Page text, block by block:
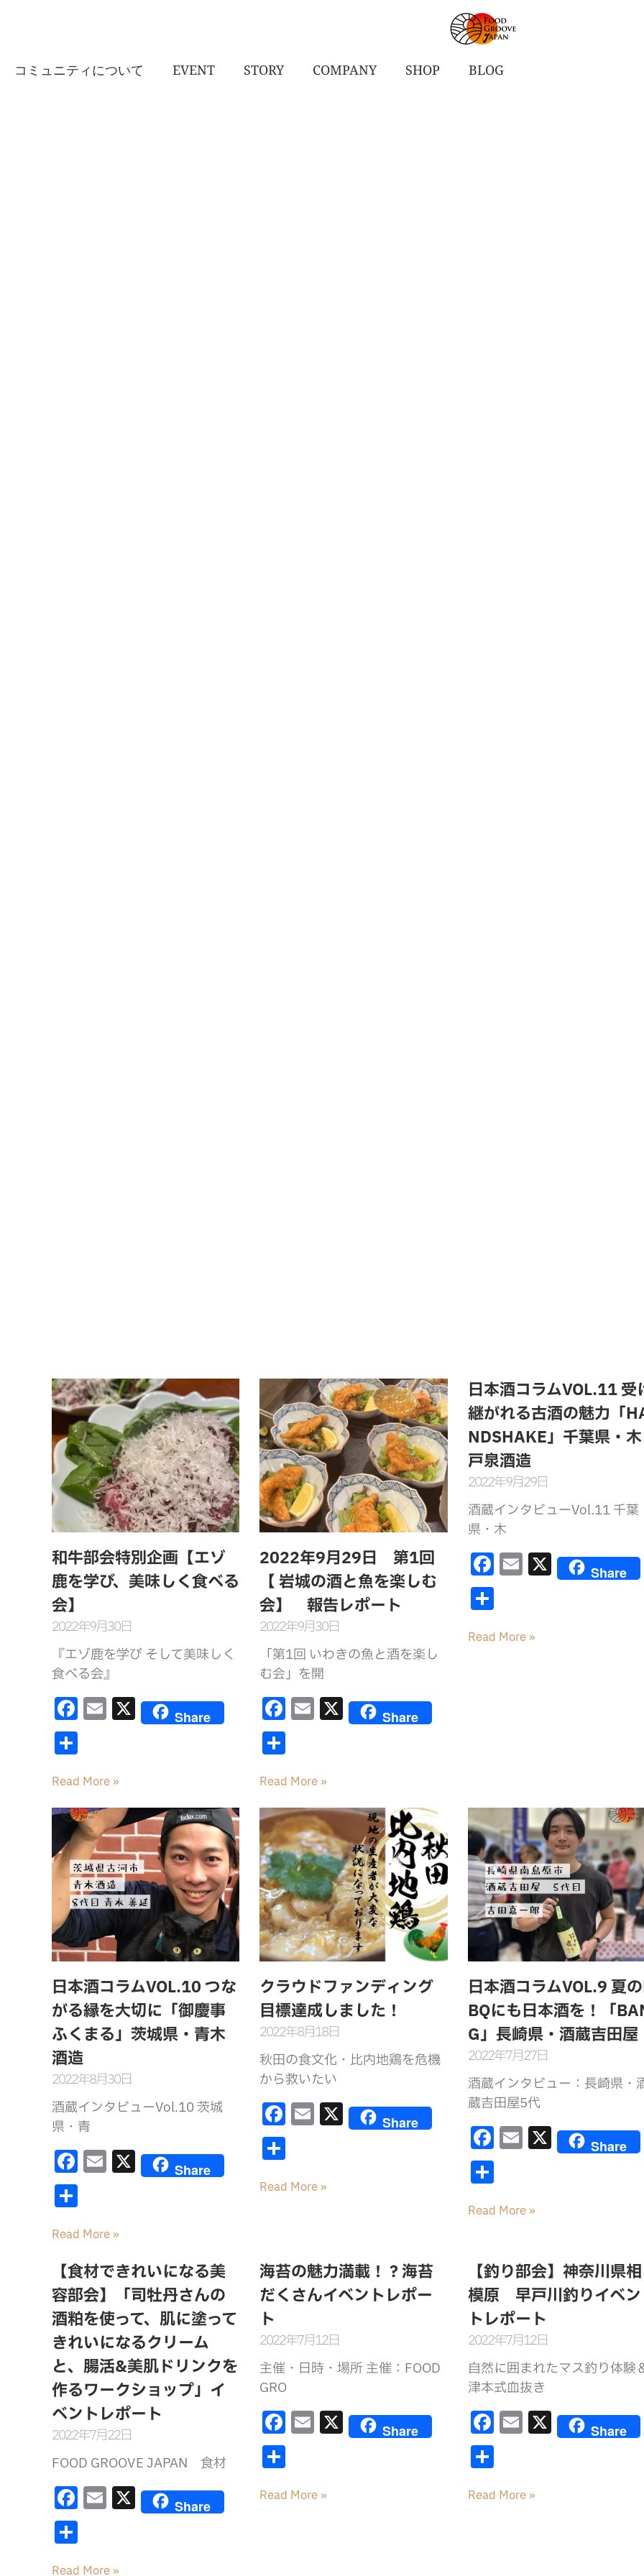
コミュニティについて EVENT STORY COMPANY SHOP BLOG
和牛部会特別企画【エゾ
鹿を学び、美味しく食べる
会】
2022年9月30日
『エゾ鹿を学び そして美味しく
食べる会』
F
a
e
b
o
o
k
E
m
l
X Share
Read More »
2022年9月29日 第1回
【 岩城の酒と魚を楽しむ
会】 報告レポート
2022年9月30日
「第1回 いわきの魚と酒を楽し
む会」を開
F
a
e
b
o
o
k
E
m
l
X Share
Read More »
日本酒コラムVOL.11 受
継がれる古酒の魅力「
NDSHAKE」千葉県・木
戸泉酒造
2022年9月29日
酒蔵インタビューVol.11 千葉
県・木
F
a
c
e
E
m
l
X Share
共
有
Read More »
日本酒コラムVOL.10 つな
がる縁を大切に「御慶事
ふくまる」茨城県・青木
酒造
2022年8月30日
酒蔵インタビューVol.10 茨城
県・青
F
a
e
o
o
k
E
m
l
X Share
Read More »
クラウドファンディング
目標達成しました！
2022年8月18日
秋田の食文化・比内地鶏を危機
から救いたい
F
a
e
k
E
m
l
X Share
Read More »
日本酒コラムVOL.9 夏
BQにも日本酒を！「
G」長崎県・酒蔵吉田屋
2022年7月27日
酒蔵インタビュー：長崎県・
蔵吉田屋5代
F
a
c
e
o
k
E
m
l
X Share
共
有
Read More »
【食材できれいになる美
容部会】「司牡丹さんの
酒粕を使って、肌に塗って
きれいになるクリーム
と、腸活&美肌ドリンクを
作るワークショップ」イ
ベントレポート
2022年7月22日
FOOD GROOVE JAPAN 食材
F
a
e
E
m
l
X Share
Read More »
海苔の魅力満載！？海苔
だくさんイベントレポー
ト
2022年7月12日
主催・日時・場所 主催：FOOD
GRO
F
a
e
E
m
l
X Share
Read More »
【釣り部会】神奈川県相
模原 早戸川釣りイベン
トレポート
2022年7月12日
自然に囲まれたマス釣り体験
津本式血抜き
F
a
c
e
E
m
l
X Share
共
有
Read More »